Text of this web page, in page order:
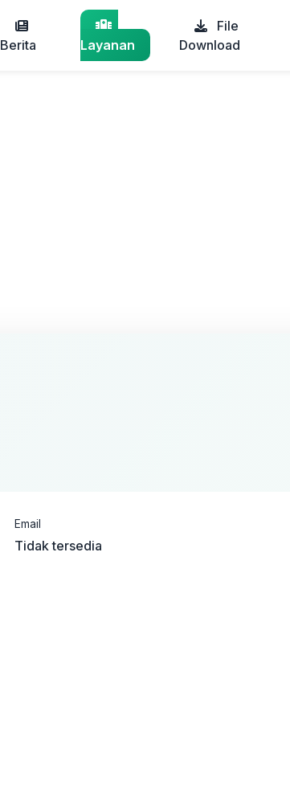
Berita Layanan
File
Download
Email
Tidak tersedia